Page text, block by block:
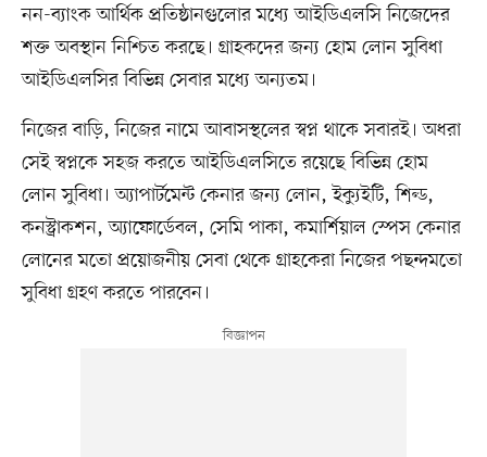
নন-ব্যাংক আর্থিক প্রতিষ্ঠানগুলোর মধ্যে আইডিএলসি নিজেদের
শক্ত অবস্থান নিশ্চিত করছে। গ্রাহকদের জন্য হোম লোন সুবিধা
আইডিএলসির বিভিন্ন সেবার মধ্যে অন্যতম।
নিজের বাড়ি, নিজের নামে আবাসস্থলের স্বপ্ন থাকে সবারই। অধরা
সেই স্বপ্নকে সহজ করতে আইডিএলসিতে রয়েছে বিভিন্ন হোম
লোন সুবিধা। অ্যাপার্টমেন্ট কেনার জন্য লোন, ইক্যুইটি, শিল্ড,
কনস্ট্রাকশন, অ্যাফোর্ডেবল, সেমি পাকা, কমার্শিয়াল স্পেস কেনার
লোনের মতো প্রয়োজনীয় সেবা থেকে গ্রাহকেরা নিজের পছন্দমতো
সুবিধা গ্রহণ করতে পারবেন।